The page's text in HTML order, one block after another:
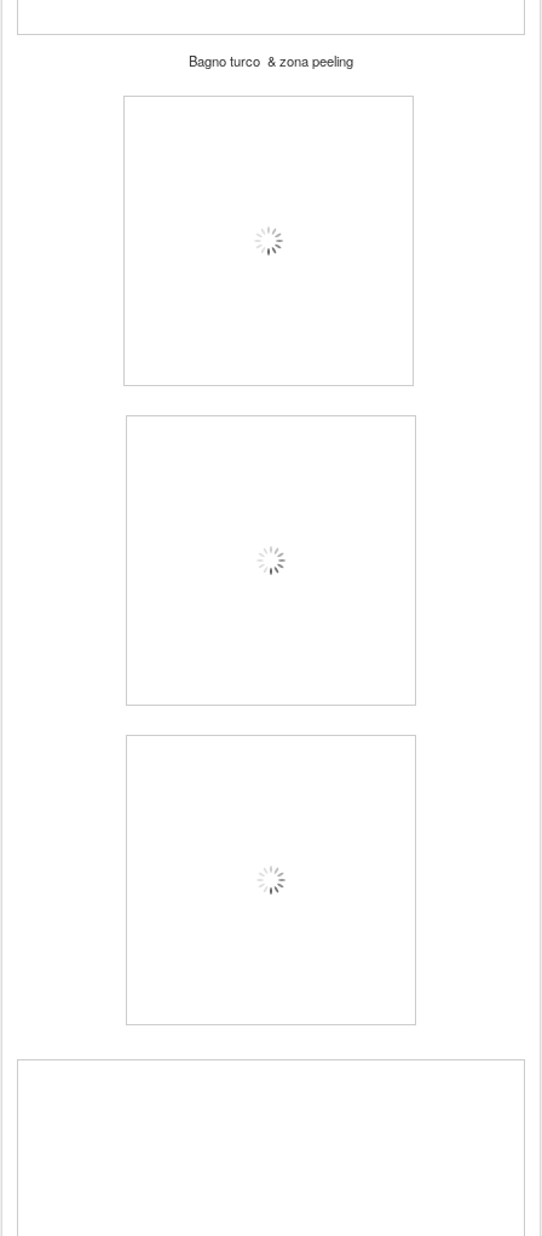
Bagno turco & zona peeling